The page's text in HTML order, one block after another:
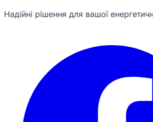
Надійні рішення для вашої